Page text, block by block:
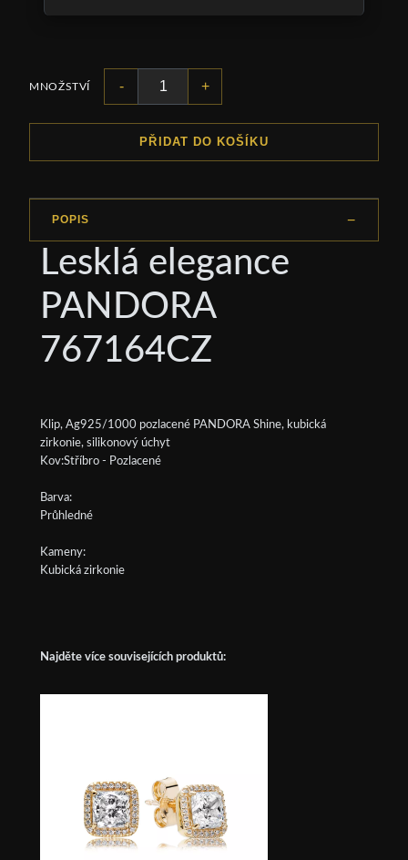
MNOŽSTVÍ - +
PŘIDAT DO KOŠÍKU
POPIS
Lesklá elegance
PANDORA
767164CZ
Klip, Ag925/1000 pozlacené PANDORA Shine, kubická
zirkonie, silikonový úchyt
Kov:Stříbro - Pozlacené
Barva:
Průhledné
Kameny:
Kubická zirkonie
Najděte více souvisejících produktů: